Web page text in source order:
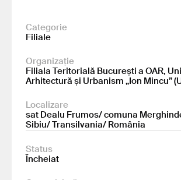
Categorie
Filiale
Organizație
Filiala Teritorială București a OAR,
Arhitectură și Urbanism „Ion Mincu”
Localizare
sat Dealu Frumos/ comuna
Sibiu/ Transilvania/ România
Status
Încheiat